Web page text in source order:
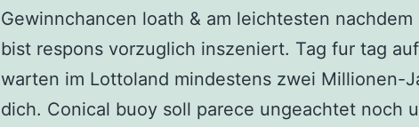
Gewinnchancen loath & am leichtesten nachdem
bist respons vorzuglich inszeniert. Tag fur tag
warten im Lottoland mindestens zwei Millionen-
dich. Conical buoy soll parece ungeachtet noch